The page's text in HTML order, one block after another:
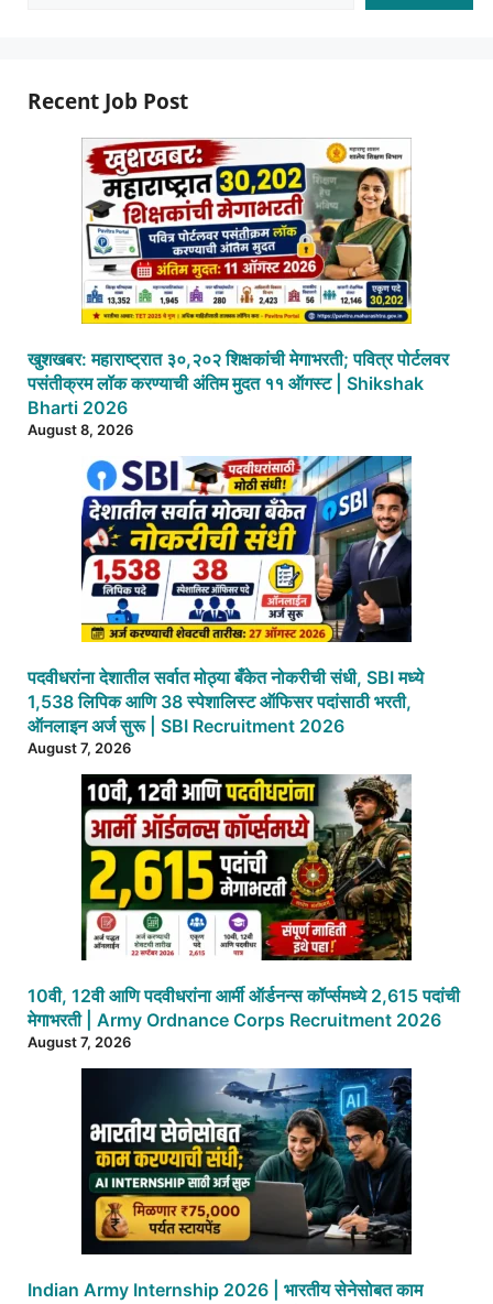
Recent Job Post
खुशखबर: महाराष्ट्रात ३०,२०२ शिक्षकांची मेगाभरती; पवित्र पोर्टलवर
पसंतीक्रम लॉक करण्याची अंतिम मुदत ११ ऑगस्ट | Shikshak
Bharti 2026
August 8, 2026
पदवीधरांना देशातील सर्वात मोठ्या बँकेत नोकरीची संधी, SBI मध्ये
1,538 लिपिक आणि 38 स्पेशालिस्ट ऑफिसर पदांसाठी भरती,
ऑनलाइन अर्ज सुरू | SBI Recruitment 2026
August 7, 2026
10वी, 12वी आणि पदवीधरांना आर्मी ऑर्डनन्स कॉर्प्समध्ये 2,615 पदांची
मेगाभरती | Army Ordnance Corps Recruitment 2026
August 7, 2026
Indian Army Internship 2026 | भारतीय सेनेसोबत काम